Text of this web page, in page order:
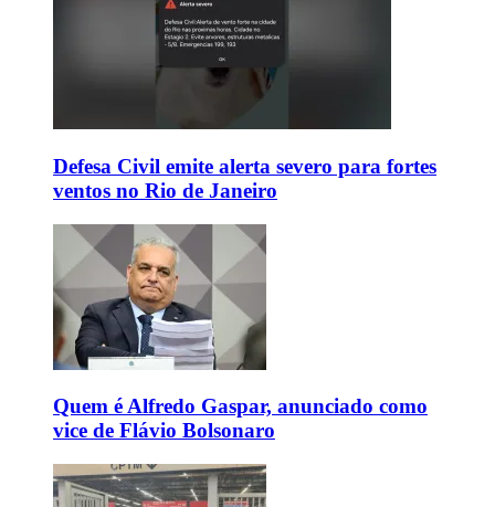
Defesa Civil emite alerta severo para fortes
ventos no Rio de Janeiro
Quem é Alfredo Gaspar, anunciado como
vice de Flávio Bolsonaro